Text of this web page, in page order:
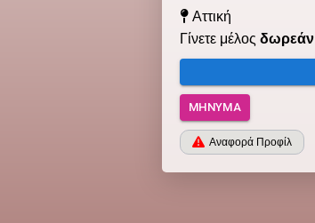
Αττική
Γίνετε μέλος δωρεάν
ΜΉΝΥΜΑ
Αναφορά Προφίλ